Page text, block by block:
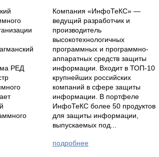
РЕД
Компания «ИнфоТеКС» —
ведущий разработчик и
производитель
высокотехнологичных
программных и программно-
аппаратных средств защиты
информации. Входит в ТОП-10
крупнейших российских
компаний в сфере защиты
информации. В портфеле
ИнфоТеКС более 50 продуктов
для защиты информации,
выпускаемых под...
подробнее